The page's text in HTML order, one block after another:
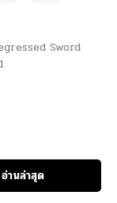
Sword
1
อ่านล่าสุด